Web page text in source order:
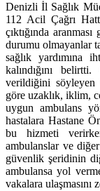
Denizli İl Sağlık
112 Acil Çağrı
çıktığında
durumu olmayanlar
sağlık yardımına
kalındığını
verildiğini söyleyen
göre uzaklık, iklim,
uygun ambulans
hastalara Hastane
bu hizmeti
ambulanslar ve
güvenlik şeridinin
ambulansa yol
vakalara ulaşmasını